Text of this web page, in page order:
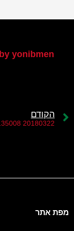
yonibmen
הקודם
20180322 135008
מפת אתר